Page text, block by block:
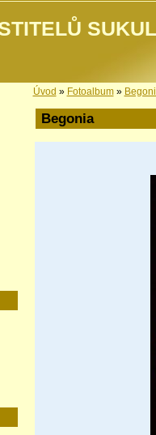
Úvod » Fotoalbum»
Begonia